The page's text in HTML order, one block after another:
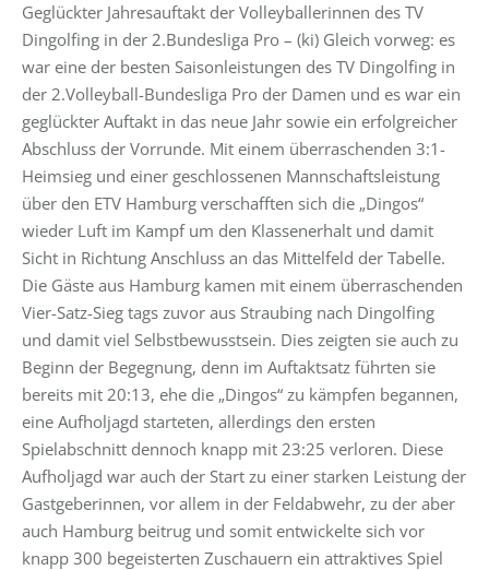
Geglückter Jahresauftakt der Volleyballerinnen des TV
Dingolfing in der 2.Bundesliga Pro – (ki) Gleich vorweg: es
war eine der besten Saisonleistungen des TV Dingolfing in
der 2.Volleyball-Bundesliga Pro der Damen und es war ein
geglückter Auftakt in das neue Jahr sowie ein erfolgreicher
Abschluss der Vorrunde. Mit einem überraschenden 3:1-
Heimsieg und einer geschlossenen Mannschaftsleistung
über den ETV Hamburg verschafften sich die „Dingos“
wieder Luft im Kampf um den Klassenerhalt und damit
Sicht in Richtung Anschluss an das Mittelfeld der Tabelle.
Die Gäste aus Hamburg kamen mit einem überraschenden
Vier-Satz-Sieg tags zuvor aus Straubing nach Dingolfing
und damit viel Selbstbewusstsein. Dies zeigten sie auch zu
Beginn der Begegnung, denn im Auftaktsatz führten sie
bereits mit 20:13, ehe die „Dingos“ zu kämpfen begannen,
eine Aufholjagd starteten, allerdings den ersten
Spielabschnitt dennoch knapp mit 23:25 verloren. Diese
Aufholjagd war auch der Start zu einer starken Leistung der
Gastgeberinnen, vor allem in der Feldabwehr, zu der aber
auch Hamburg beitrug und somit entwickelte sich vor
knapp 300 begeisterten Zuschauern ein attraktives Spiel